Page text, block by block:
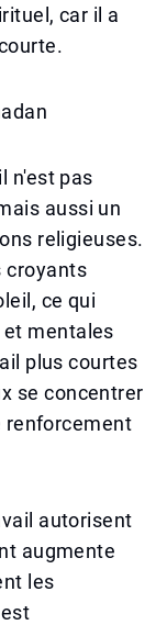
car il a
n'est pas
aussi un
religieuses.
croyants
ce qui
et mentales
plus courtes
se concentrer
renforcement
autorisent
augmente
les